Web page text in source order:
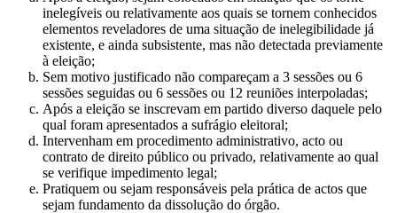
inelegíveis ou relativamente aos quais se tornem conhecidos
elementos reveladores de uma situação de inelegibilidade já
existente, e ainda subsistente, mas não detectada previamente
à eleição;
Sem motivo justificado não compareçam a 3 sessões ou 6
sessões seguidas ou 6 sessões ou 12 reuniões interpoladas;
Após a eleição se inscrevam em partido diverso daquele pelo
qual foram apresentados a sufrágio eleitoral;
Intervenham em procedimento administrativo, acto ou
contrato de direito público ou privado, relativamente ao qual
se verifique impedimento legal;
Pratiquem ou sejam responsáveis pela prática de actos que
sejam fundamento da dissolução do órgão.